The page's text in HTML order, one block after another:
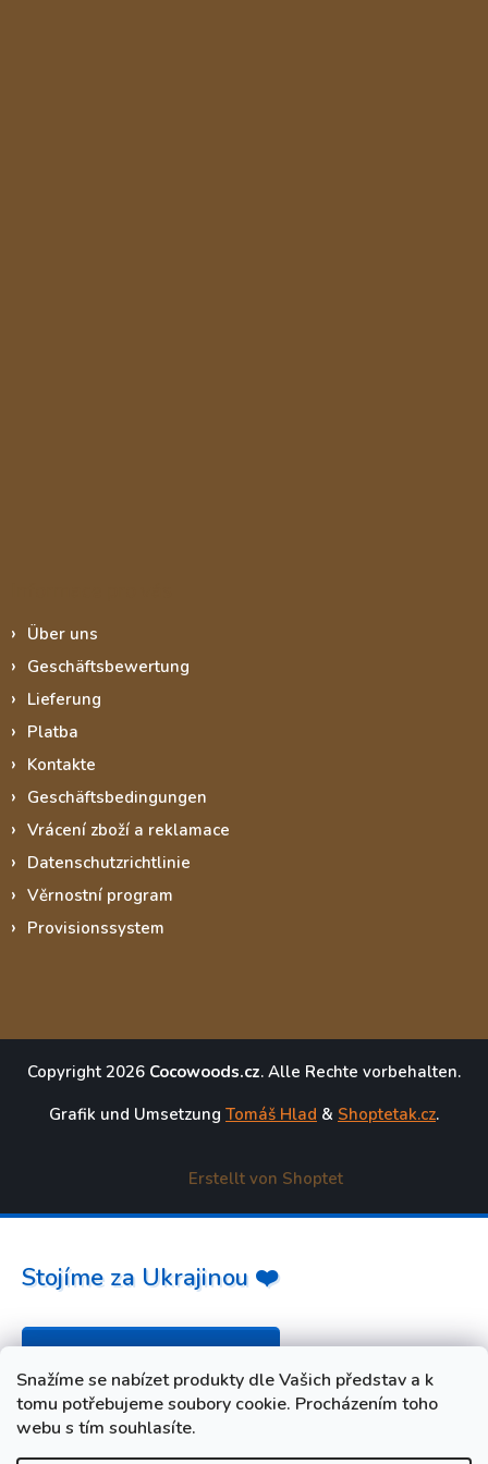
Snažíme se nabízet produkty dle Vašich představ a k
tomu potřebujeme soubory cookie. Procházením toho
webu s tím souhlasíte.
Über uns
Geschäftsbewertung
Lieferung
Platba
Kontakte
Geschäftsbedingungen
Vrácení zboží a reklamace
Datenschutzrichtlinie
Věrnostní program
Provisionssystem
Copyright 2026 Cocowoods.cz. Alle Rechte vorbehalten.
Grafik und Umsetzung Tomáš Hlad & Shoptetak.cz.
Erstellt von Shoptet
Stojíme za Ukrajinou ❤️